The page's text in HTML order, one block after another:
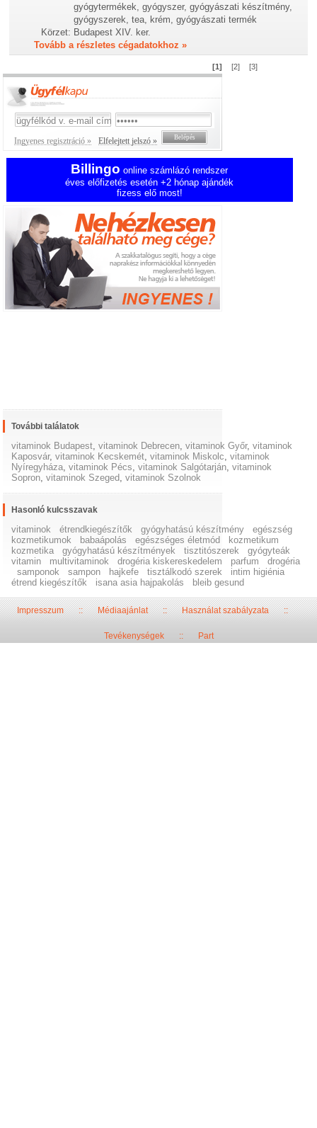
gyógytermékek, gyógyszer, gyógyászati készítmény,
gyógyszerek, tea, krém, gyógyászati termék
Körzet: Budapest XIV. ker.
Tovább a részletes cégadatokhoz »
[1] [2] [3]
Ingyenes regisztráció » Elfelejtett jelszó »
Billingo online számlázó rendszer
éves előfizetés esetén +2 hónap ajándék
fizess elő most!
További találatok
vitaminok Budapest,vitaminok Debrecen,vitaminok Győr,vitaminok
Kaposvár,vitaminok Kecskemét,vitaminok Miskolc,vitaminok
Nyíregyháza,vitaminok Pécs,vitaminok Salgótarján,vitaminok
Sopron,vitaminok Szeged,vitaminok Szolnok
Hasonló kulcsszavak
vitaminok étrendkiegészítők gyógyhatású készítmény
egészség
kozmetikumok
babaápolás egészséges életmód
kozmetikum
kozmetika
gyógyhatású készítmények tisztitószerek
gyógyteák
vitamin
multivitaminok drogéria kiskereskedelem parfum
drogéria
samponok
sampon hajkefe tisztálkodó szerek
intim higiénia
étrend kiegészítők
isana asia hajpakolás bleib gesund
Impresszum::Médiaajánlat::Használat szabályzata::
Tevékenységek:: Part